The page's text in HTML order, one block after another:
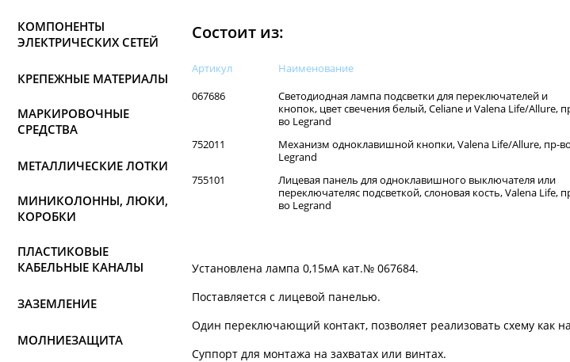
КОМПОНЕНТЫ
ЭЛЕКТРИЧЕСКИХ СЕТЕЙ
КРЕПЕЖНЫЕ МАТЕРИАЛЫ
МАРКИРОВОЧНЫЕ
СРЕДСТВА
МЕТАЛЛИЧЕСКИЕ ЛОТКИ
МИНИКОЛОННЫ, ЛЮКИ,
КОРОБКИ
ПЛАСТИКОВЫЕ
КАБЕЛЬНЫЕ КАНАЛЫ
ЗАЗЕМЛЕНИЕ
МОЛНИЕЗАЩИТА
Состоит из:
Артикул Наименованиe
067686
Светодиодная лампа подсветки для переключателей и
кнопок, цвет свечения белый, Celiane и Valena Life/Allure,
во Legrand
752011
Механизм одноклавишной кнопки, Valena Life/Allure, пр-во
Legrand
755101
Лицевая панель для одноклавишного выключателя или
переключателяс подсветкой, слоновая кость, Valena Life,
во Legrand
Установлена лампа 0,15мА кат.№ 067684.
Поставляется с лицевой панелью.
Один переключающий контакт, позволяет реализовать схему как
Суппорт для монтажа на захватах или винтах.